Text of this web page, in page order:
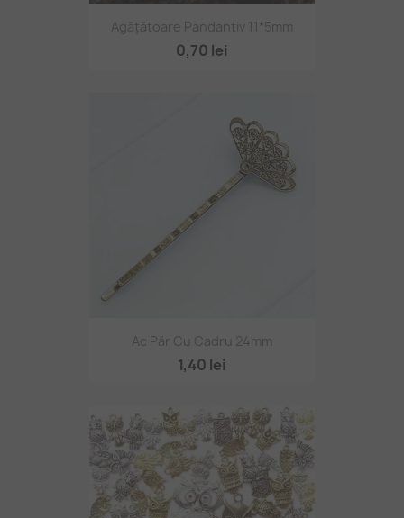
Agățătoare Pandantiv 11*5mm
0,70 lei
Ac Păr Cu Cadru 24mm
1,40 lei